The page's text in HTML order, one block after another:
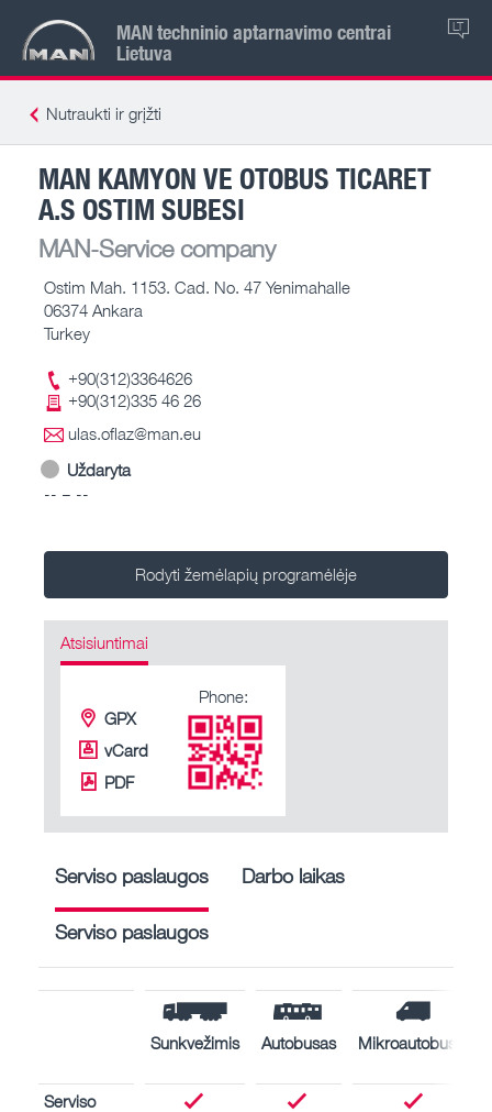
MAN techninio aptarnavimo centrai
Lietuva
LT
Nutraukti ir grįžti
MAN KAMYON VE OTOBUS TICARET
A.S OSTIM SUBESI
MAN-Service company
Ostim Mah. 1153. Cad. No. 47 Yenimahalle
06374 Ankara
Turkey
+90(312)3364626
+90(312)335 46 26
ulas.oflaz@man.eu
Uždaryta
-- – --
Rodyti žemėlapių programėlėje
Atsisiuntimai
GPX
vCard
PDF
Phone:
Serviso paslaugos Darbo laikas
Serviso paslaugos
Sunkvežimis Autobusas Mikroautobusas
Serviso